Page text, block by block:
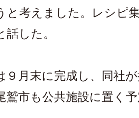
と考えました。レシピ
話した。
月末に完成し、同社
鷲市も公共施設に置く